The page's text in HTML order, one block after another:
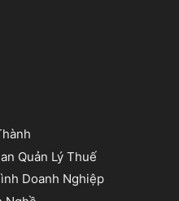
Quản Lý Thuế
Doanh Nghiệp